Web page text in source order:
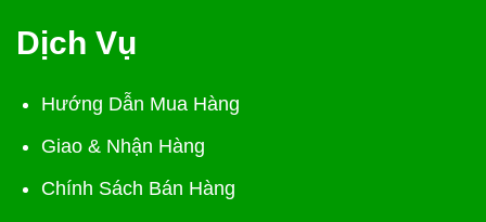
Dịch Vụ
Hướng Dẫn Mua Hàng
Giao & Nhận Hàng
Chính Sách Bán Hàng